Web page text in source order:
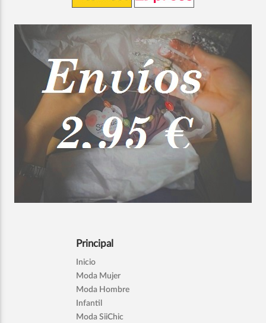
Principal
Inicio
Moda Mujer
Moda Hombre
Infantil
Moda SiiChic